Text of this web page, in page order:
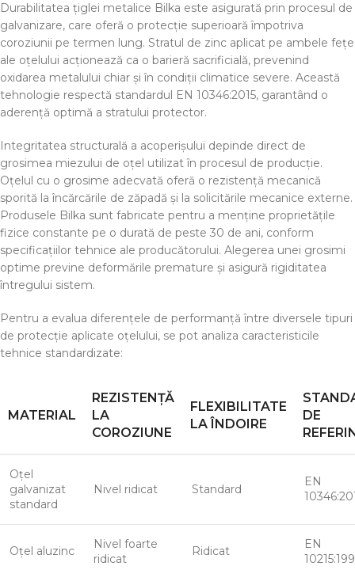
Durabilitatea țiglei metalice Bilka este asigurată prin procesul de
galvanizare, care oferă o protecție superioară împotriva
coroziunii pe termen lung. Stratul de zinc aplicat pe ambele fețe
ale oțelului acționează ca o barieră sacrificială, prevenind
oxidarea metalului chiar și în condiții climatice severe. Această
tehnologie respectă standardul EN 10346:2015, garantând o
aderență optimă a stratului protector.
Integritatea structurală a acoperișului depinde direct de
grosimea miezului de oțel utilizat în procesul de producție.
Oțelul cu o grosime adecvată oferă o rezistență mecanică
sporită la încărcările de zăpadă și la solicitările mecanice externe.
Produsele Bilka sunt fabricate pentru a menține proprietățile
fizice constante pe o durată de peste 30 de ani, conform
specificațiilor tehnice ale producătorului. Alegerea unei grosimi
optime previne deformările premature și asigură rigiditatea
întregului sistem.
Pentru a evalua diferențele de performanță între diversele tipuri
de protecție aplicate oțelului, se pot analiza caracteristicile
tehnice standardizate:
MATERIAL
REZISTENȚĂ
LA
COROZIUNE
FLEXIBILITATE
LA ÎNDOIRE
DE
Oțel
galvanizat
standard
Nivel ridicat Standard
EN
Oțel aluzinc
Nivel foarte
ridicat
Ridicat
EN